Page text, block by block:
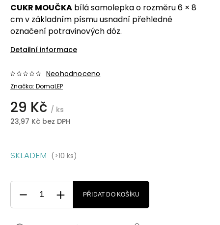
CUKR MOUČKA bílá samolepka o rozměru 6 × 8
cm v základním písmu usnadní přehledné
označení potravinových dóz.
Detailní informace
Značka: DomaLEP
Neohodnoceno
29 Kč / ks
23,97 Kč bez DPH
SKLADEM (>10 ks)
PŘIDAT DO KOŠÍKU